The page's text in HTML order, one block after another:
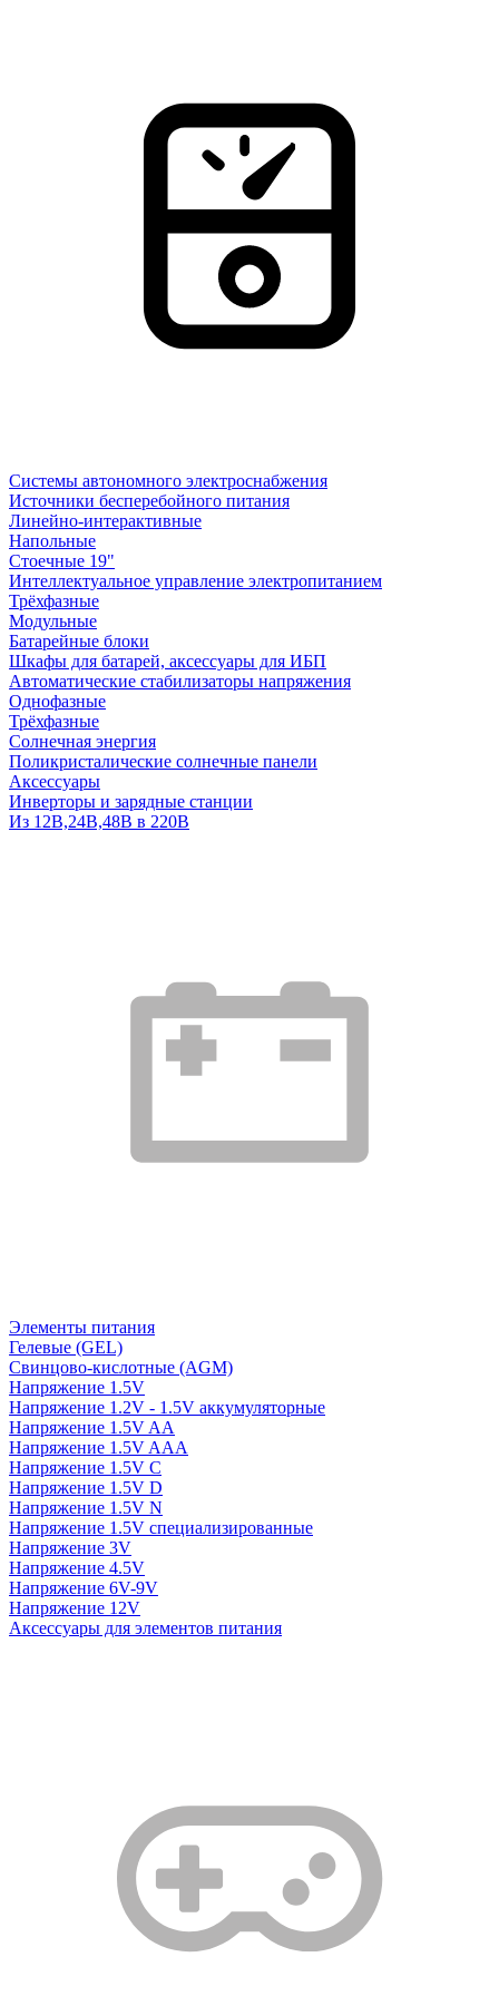
Системы автономного электроснабжения
Источники бесперебойного питания
Линейно-интерактивные
Напольные
Стоечные 19"
Интеллектуальное управление электропитанием
Трёхфазные
Модульные
Батарейные блоки
Шкафы для батарей, аксессуары для ИБП
Автоматические стабилизаторы напряжения
Однофазные
Трёхфазные
Солнечная энергия
Поликристалические солнечные панели
Аксессуары
Инверторы и зарядные станции
Из 12В,24В,48В в 220В
Элементы питания
Гелевые (GEL)
Свинцово-кислотные (AGM)
Напряжение 1.5V
Напряжение 1.2V - 1.5V аккумуляторные
Напряжение 1.5V AA
Напряжение 1.5V AAA
Напряжение 1.5V C
Напряжение 1.5V D
Напряжение 1.5V N
Напряжение 1.5V специализированные
Напряжение 3V
Напряжение 4.5V
Напряжение 6V-9V
Напряжение 12V
Аксессуары для элементов питания